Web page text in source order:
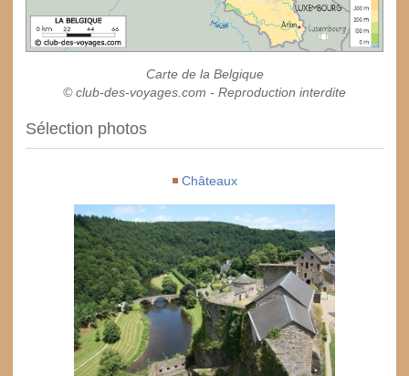
Carte de la Belgique
© club-des-voyages.com - Reproduction interdite
Sélection photos
Châteaux